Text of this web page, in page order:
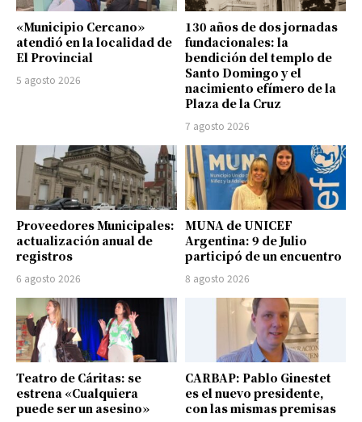
«Municipio Cercano»
atendió en la localidad de
El Provincial
5 agosto 2026
130 años de dos jornadas
fundacionales: la
bendición del templo de
Santo Domingo y el
nacimiento efímero de la
Plaza de la Cruz
7 agosto 2026
Proveedores Municipales:
actualización anual de
registros
6 agosto 2026
MUNA de UNICEF
Argentina: 9 de Julio
participó de un encuentro
8 agosto 2026
Teatro de Cáritas: se
estrena «Cualquiera
puede ser un asesino»
CARBAP: Pablo Ginestet
es el nuevo presidente,
con las mismas premisas